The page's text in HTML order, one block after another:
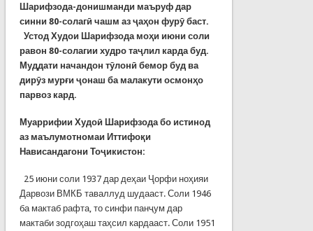
Шарифзода-донишманди маъруф дар
синни 80-солагӣ чашм аз ҷаҳон фурӯ баст.
Устод Худои Шарифзода моҳи июни соли
равон 80-солагии худро таҷлил карда буд.
Муддати начандон тӯлонӣ бемор буд ва
дирӯз мурғи ҷонаш ба малакути осмонҳо
парвоз кард.
Муаррифии Худоӣ Шарифзода бо истинод
аз маълумотномаи Иттифоқи
Нависандагони Тоҷикистон:
25 июни соли 1937 дар деҳаи Ҷорфи ноҳияи
Дарвози ВМКБ таваллуд шудааст. Соли 1946
ба мактаб рафта, то синфи панҷум дар
мактаби зодгоҳаш таҳсил кардааст. Соли 1951